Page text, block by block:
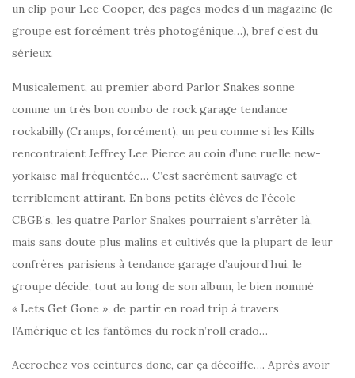
un clip pour Lee Cooper, des pages modes d’un magazine (le
groupe est forcément très photogénique…), bref c’est du
sérieux.
Musicalement, au premier abord Parlor Snakes sonne
comme un très bon combo de rock garage tendance
rockabilly (Cramps, forcément), un peu comme si les Kills
rencontraient Jeffrey Lee Pierce au coin d’une ruelle new-
yorkaise mal fréquentée… C’est sacrément sauvage et
terriblement attirant. En bons petits élèves de l’école
CBGB’s, les quatre Parlor Snakes pourraient s’arrêter là,
mais sans doute plus malins et cultivés que la plupart de leur
confrères parisiens à tendance garage d’aujourd’hui, le
groupe décide, tout au long de son album, le bien nommé
« Lets Get Gone », de partir en road trip à travers
l’Amérique et les fantômes du rock’n’roll crado…
Accrochez vos ceintures donc, car ça décoiffe…. Après avoir